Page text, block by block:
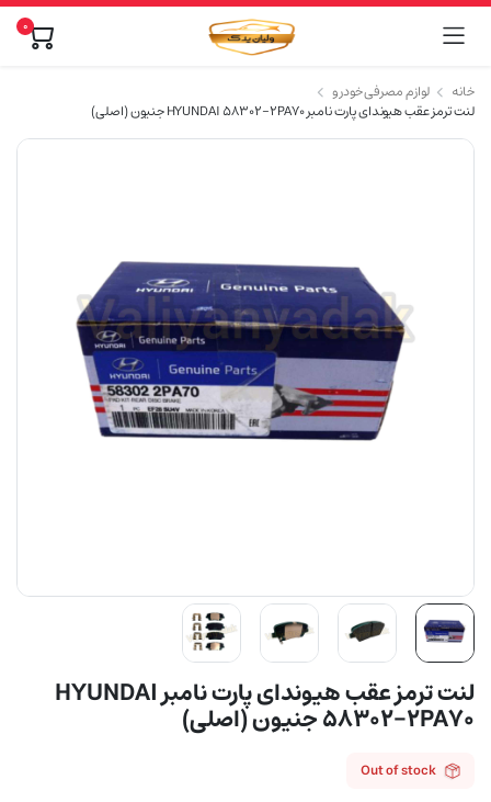
0
خانه
لوازم مصرفی خودرو
لنت ترمز عقب هیوندای پارت نامبر HYUNDAI 58302-2PA70 جنیون (اصلی)
لنت ترمز عقب هیوندای پارت نامبر HYUNDAI
58302-2PA70 جنیون (اصلی)
Out of stock